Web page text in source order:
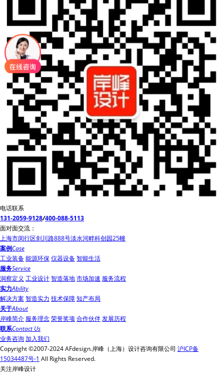
电话联系
131-2059-9128/400-088-5113
面对面交流：
上海市闵行区剑川路888号淡水河畔科创园25幢
案例Case
工业装备能源环保仪器设备智能生活
服务Service
洞察定义 工业设计智造落地市场加速 服务流程
实力Ability
解决方案 智造实力 技术保障知产布局
关于About
岸峰简介 服务理念荣誉奖项合作伙伴发展历程
联系Contact Us
业务咨询 加入我们
Copyright ©2007-2024 AFdesign.岸峰（上海）设计咨询有限公司 沪ICP备
15034487号-1 All Rights Reserved.
关注岸峰设计